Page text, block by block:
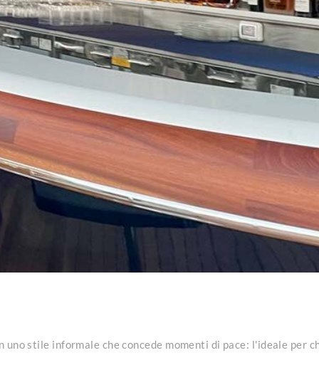
stile informale che concede momenti di pace: l'ideale per